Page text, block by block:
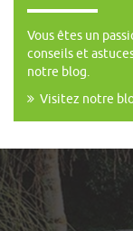
Vous êtes un
conseils et
notre blog.
Visitez notre